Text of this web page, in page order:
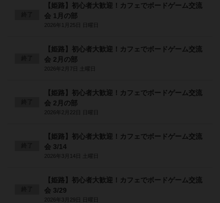
【姫路】初心者大歓迎！カフェでボードゲーム交流
会 1月の部
2026年1月25日 日曜日
【姫路】初心者大歓迎！カフェでボードゲーム交流
会 2月の部
2026年2月7日 土曜日
【姫路】初心者大歓迎！カフェでボードゲーム交流
会 2月の部
2026年2月22日 日曜日
【姫路】初心者大歓迎！カフェでボードゲーム交流
会 3/14
2026年3月14日 土曜日
【姫路】初心者大歓迎！カフェでボードゲーム交流
会 3/29
2026年3月29日 日曜日